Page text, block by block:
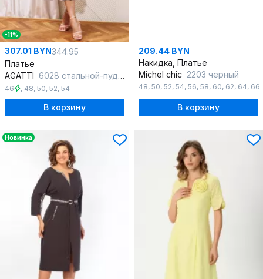
-11%
307.01 BYN344.95
Платье
AGATTI 6028 стальной-пудра_принт
46 , 48, 50, 52, 54
В корзину
209.44 BYN
Накидка, Платье
Michel chic 2203 черный
48, 50, 52, 54, 56, 58, 60, 62, 64, 66
В корзину
Новинка